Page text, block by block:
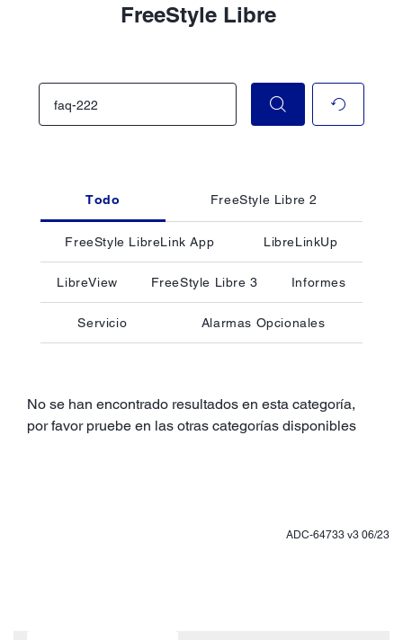
FreeStyle Libre
Todo FreeStyle Libre 2
FreeStyle LibreLink App LibreLinkUp
LibreView FreeStyle Libre 3 Informes
Servicio Alarmas Opcionales
No se han encontrado resultados en esta categoría,
por favor pruebe en las otras categorías disponibles
ADC-64733 v3 06/23